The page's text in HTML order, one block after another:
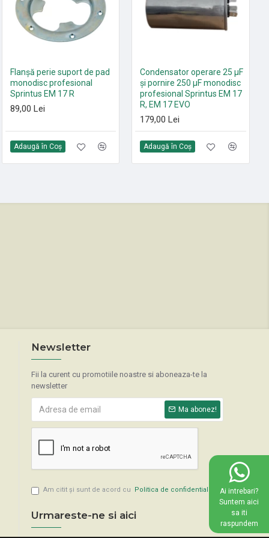
Set 10 saci textili 9 L
HEPA13 Sprintus FLOORY,
T11 EVO, MAXIMUS HEPA,
ERA EVO, ERA TEC
Adaugă în Coş
Flanșă perie suport de pad
monodisc profesional
Sprintus EM 17 R
89,00 Lei
Adaugă în Coş
Condensator operare 25 µF
și pornire 250 µF monodisc
profesional Sprintus EM 17
R, EM 17 EVO
179,00 Lei
Adaugă în Coş
Newsletter
Fii la curent cu promotiile noastre si aboneaza-te la
newsletter
Ma abonez!
Am citit şi sunt de acord cu Politica de confidentialitate
Urmareste-ne si aici
Ai intrebari?
Suntem aici
sa iti
raspundem